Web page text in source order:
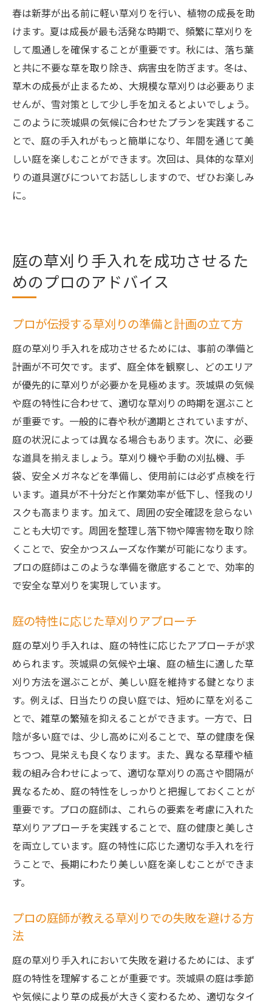
春は新芽が出る前に軽い草刈りを行い、植物の成長を助
けます。夏は成長が最も活発な時期で、頻繁に草刈りを
して風通しを確保することが重要です。秋には、落ち葉
と共に不要な草を取り除き、病害虫を防ぎます。冬は、
草木の成長が止まるため、大規模な草刈りは必要ありま
せんが、雪対策として少し手を加えるとよいでしょう。
このように茨城県の気候に合わせたプランを実践するこ
とで、庭の手入れがもっと簡単になり、年間を通じて美
しい庭を楽しむことができます。次回は、具体的な草刈
りの道具選びについてお話ししますので、ぜひお楽しみ
に。
庭の草刈り手入れを成功させるた
めのプロのアドバイス
プロが伝授する草刈りの準備と計画の立て方
庭の草刈り手入れを成功させるためには、事前の準備と
計画が不可欠です。まず、庭全体を観察し、どのエリア
が優先的に草刈りが必要かを見極めます。茨城県の気候
や庭の特性に合わせて、適切な草刈りの時期を選ぶこと
が重要です。一般的に春や秋が適期とされていますが、
庭の状況によっては異なる場合もあります。次に、必要
な道具を揃えましょう。草刈り機や手動の刈払機、手
袋、安全メガネなどを準備し、使用前には必ず点検を行
います。道具が不十分だと作業効率が低下し、怪我のリ
スクも高まります。加えて、周囲の安全確認を怠らない
ことも大切です。周囲を整理し落下物や障害物を取り除
くことで、安全かつスムーズな作業が可能になります。
プロの庭師はこのような準備を徹底することで、効率的
で安全な草刈りを実現しています。
庭の特性に応じた草刈りアプローチ
庭の草刈り手入れは、庭の特性に応じたアプローチが求
められます。茨城県の気候や土壌、庭の植生に適した草
刈り方法を選ぶことが、美しい庭を維持する鍵となりま
す。例えば、日当たりの良い庭では、短めに草を刈るこ
とで、雑草の繁殖を抑えることができます。一方で、日
陰が多い庭では、少し高めに刈ることで、草の健康を保
ちつつ、見栄えも良くなります。また、異なる草種や植
栽の組み合わせによって、適切な草刈りの高さや間隔が
異なるため、庭の特性をしっかりと把握しておくことが
重要です。プロの庭師は、これらの要素を考慮に入れた
草刈りアプローチを実践することで、庭の健康と美しさ
を両立しています。庭の特性に応じた適切な手入れを行
うことで、長期にわたり美しい庭を楽しむことができま
す。
プロの庭師が教える草刈りでの失敗を避ける方
法
庭の草刈り手入れにおいて失敗を避けるためには、まず
庭の特性を理解することが重要です。茨城県の庭は季節
や気候により草の成長が大きく変わるため、適切なタイ